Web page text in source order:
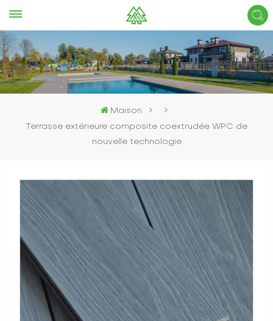
Maison
Terrasse extérieure composite coextrudée WPC de
nouvelle technologie